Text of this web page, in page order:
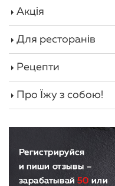
Акція
Для ресторанів
Рецепти
Про Їжу з собою!